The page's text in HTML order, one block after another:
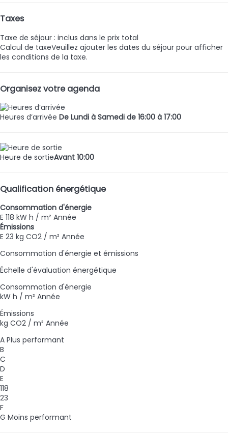
Taxes
Taxe de séjour : inclus dans le prix total
Calcul de taxeVeuillez ajouter les dates du séjour pour afficher
les conditions de la taxe.
Organisez votre agenda
Heures d’arrivée De Lundi à Samedi de 16:00 à 17:00
Heure de sortieAvant 10:00
Qualification énergétique
Consommation d'énergie
E 118 kW h / m² Année
Émissions
E 23 kg CO2 / m² Année
Consommation d'énergie et émissions
Échelle d'évaluation énergétique
Consommation d'énergie
kW h / m² Année
Émissions
kg CO2 / m² Année
A Plus performant
B
C
D
E
118
23
F
G Moins performant